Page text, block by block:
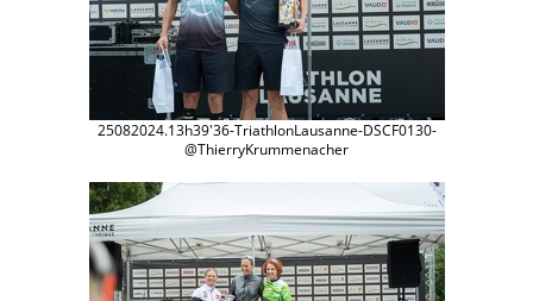
25082024.13h39'36-TriathlonLausanne-DSCF0130-
@ThierryKrummenacher